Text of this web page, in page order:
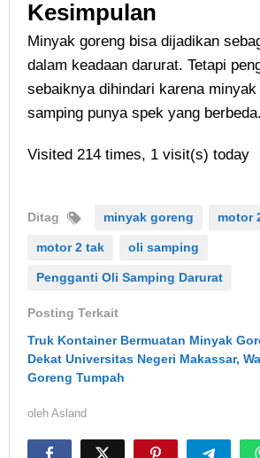
Kesimpulan
Minyak goreng bisa dijadikan
dalam keadaan darurat. Tetapi
sebaiknya dihindari karena minyak
samping punya spek yang berbeda.
Visited 214 times, 1 visit(s) today
Ditag minyak goreng motor
motor 2 tak oli samping
Pengganti Oli Samping Darurat
Posting Terkait
Truk Kontainer Bermuatan Minyak
Dekat Universitas Negeri Makassar,
Goreng Tumpah
oleh Asland